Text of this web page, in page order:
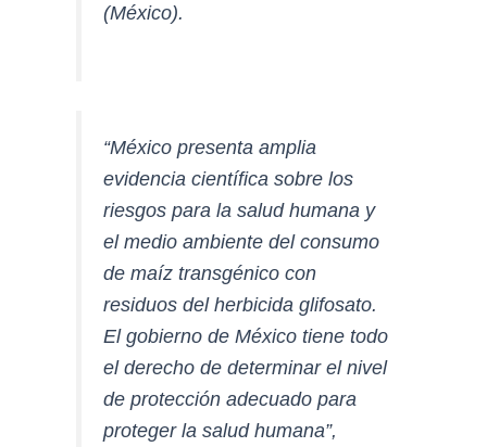
(México).
“México presenta amplia
evidencia científica sobre los
riesgos para la salud humana y
el medio ambiente del consumo
de maíz transgénico con
residuos del herbicida glifosato.
El gobierno de México tiene todo
el derecho de determinar el nivel
de protección adecuado para
proteger la salud humana”,